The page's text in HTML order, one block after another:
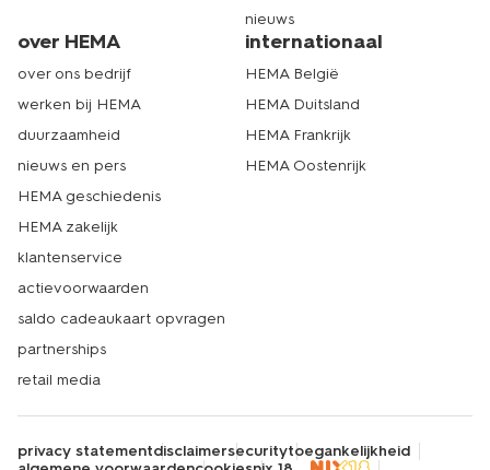
nieuws
over HEMA
over ons bedrijf
werken bij HEMA
duurzaamheid
nieuws en pers
HEMA geschiedenis
HEMA zakelijk
klantenservice
actievoorwaarden
saldo cadeaukaart opvragen
partnerships
retail media
internationaal
HEMA België
HEMA Duitsland
HEMA Frankrijk
HEMA Oostenrijk
privacy statementdisclaimersecuritytoegankelijkheid